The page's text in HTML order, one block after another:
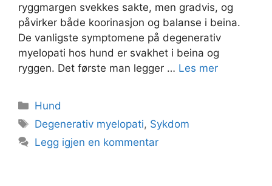
ryggmargen svekkes sakte, men gradvis, og
påvirker både koorinasjon og balanse i beina.
De vanligste symptomene på degenerativ
myelopati hos hund er svakhet i beina og
ryggen. Det første man legger … Les mer
Kategorier
Hund
Stikkord
Degenerativ myelopati, Sykdom
Legg igjen en kommentar